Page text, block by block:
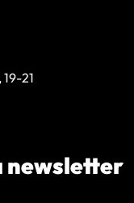
21
newsletter